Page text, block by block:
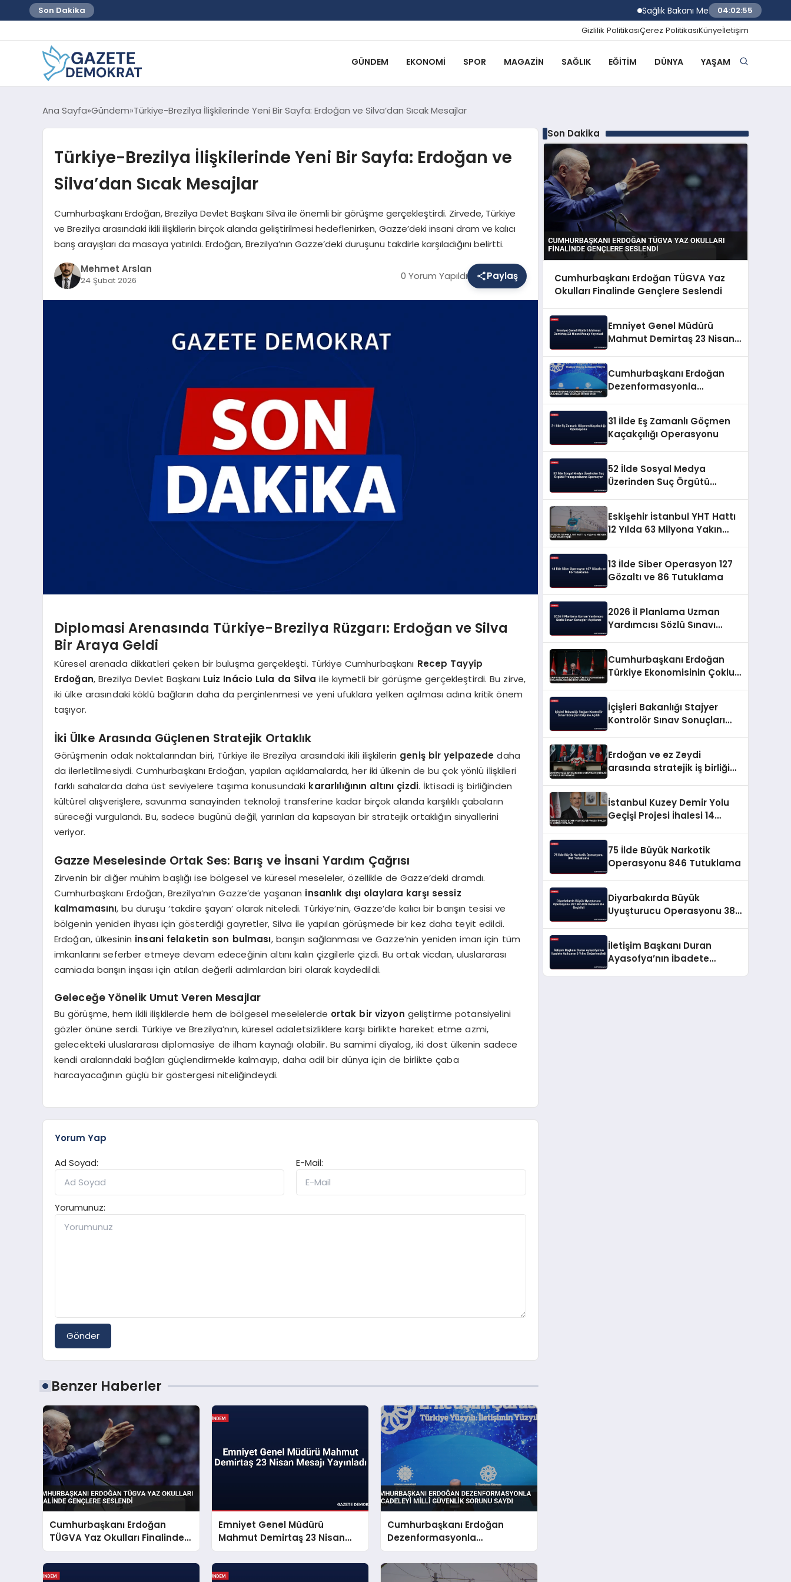
Son Dakika Sağlık Bakanı Memişoğlu Trabzon Şehir
04:02:56
Gizlilik PolitikasıÇerez PolitikasıKünyeİletişim
GÜNDEM EKONOMI SPOR MAGAZIN SAĞLIK EĞITIM DÜNYA YAŞAM
Ana Sayfa Gündem Türkiye-Brezilya İlişkilerinde Yeni Bir Sayfa: Erdoğan ve Silva’dan Sıcak Mesajlar
Türkiye-Brezilya İlişkilerinde Yeni Bir Sayfa: Erdoğan ve
Silva’dan Sıcak Mesajlar
Cumhurbaşkanı Erdoğan, Brezilya Devlet Başkanı Silva ile önemli bir görüşme gerçekleştirdi. Zirvede, Türkiye
ve Brezilya arasındaki ikili ilişkilerin birçok alanda geliştirilmesi hedeflenirken, Gazze’deki insani dram ve kalıcı
barış arayışları da masaya yatırıldı. Erdoğan, Brezilya’nın Gazze’deki duruşunu takdirle karşıladığını belirtti.
Mehmet Arslan
24 Şubat 2026 0 Yorum Yapıldı Paylaş
Diplomasi Arenasında Türkiye-Brezilya Rüzgarı: Erdoğan ve Silva
Bir Araya Geldi
Küresel arenada dikkatleri çeken bir buluşma gerçekleşti. Türkiye Cumhurbaşkanı Recep Tayyip
Erdoğan, Brezilya Devlet Başkanı Luiz Inácio Lula da Silva ile kıymetli bir görüşme gerçekleştirdi. Bu zirve,
iki ülke arasındaki köklü bağların daha da perçinlenmesi ve yeni ufuklara yelken açılması adına kritik önem
taşıyor.
İki Ülke Arasında Güçlenen Stratejik Ortaklık
Görüşmenin odak noktalarından biri, Türkiye ile Brezilya arasındaki ikili ilişkilerin geniş bir yelpazede daha
da ilerletilmesiydi. Cumhurbaşkanı Erdoğan, yapılan açıklamalarda, her iki ülkenin de bu çok yönlü ilişkileri
farklı sahalarda daha üst seviyelere taşıma konusundaki kararlılığının altını çizdi. İktisadi iş birliğinden
kültürel alışverişlere, savunma sanayinden teknoloji transferine kadar birçok alanda karşılıklı çabaların
süreceği vurgulandı. Bu, sadece bugünü değil, yarınları da kapsayan bir stratejik ortaklığın sinyallerini
veriyor.
Gazze Meselesinde Ortak Ses: Barış ve İnsani Yardım Çağrısı
Zirvenin bir diğer mühim başlığı ise bölgesel ve küresel meseleler, özellikle de Gazze’deki dramdı.
Cumhurbaşkanı Erdoğan, Brezilya’nın Gazze’de yaşanan insanlık dışı olaylara karşı sessiz
kalmamasını, bu duruşu ‘takdire şayan’ olarak niteledi. Türkiye’nin, Gazze’de kalıcı bir barışın tesisi ve
bölgenin yeniden ihyası için gösterdiği gayretler, Silva ile yapılan görüşmede bir kez daha teyit edildi.
Erdoğan, ülkesinin insani felaketin son bulması, barışın sağlanması ve Gazze’nin yeniden imarı için tüm
imkanlarını seferber etmeye devam edeceğinin altını kalın çizgilerle çizdi. Bu ortak vicdan, uluslararası
camiada barışın inşası için atılan değerli adımlardan biri olarak kaydedildi.
Geleceğe Yönelik Umut Veren Mesajlar
Bu görüşme, hem ikili ilişkilerde hem de bölgesel meselelerde ortak bir vizyon geliştirme potansiyelini
gözler önüne serdi. Türkiye ve Brezilya’nın, küresel adaletsizliklere karşı birlikte hareket etme azmi,
gelecekteki uluslararası diplomasiye de ilham kaynağı olabilir. Bu samimi diyalog, iki dost ülkenin sadece
kendi aralarındaki bağları güçlendirmekle kalmayıp, daha adil bir dünya için de birlikte çaba
harcayacağının güçlü bir göstergesi niteliğindeydi.
Yorum Yap
Ad Soyad:
E-Mail:
Yorumunuz:
Gönder
Benzer Haberler
Cumhurbaşkanı Erdoğan
TÜGVA Yaz Okulları Finalinde
Gençlere Seslendi
Emniyet Genel Müdürü
Mahmut Demirtaş 23 Nisan
Mesajı Yayınladı
Cumhurbaşkanı Erdoğan
Dezenformasyonla
Mücadeleyi Millî Güvenlik
Sorunu Saydı
Son Dakika
Cumhurbaşkanı Erdoğan TÜGVA Yaz
Okulları Finalinde Gençlere Seslendi
Emniyet Genel Müdürü
Mahmut Demirtaş 23 Nisan
Cumhurbaşkanı Erdoğan
Dezenformasyonla
31 İlde Eş Zamanlı Göçmen
Kaçakçılığı Operasyonu
52 İlde Sosyal Medya
Üzerinden Suç Örgütü
Eskişehir İstanbul YHT Hattı
12 Yılda 63 Milyona Yakın
13 İlde Siber Operasyon 127
Gözaltı ve 86 Tutuklama
2026 İl Planlama Uzman
Yardımcısı Sözlü Sınavı
Cumhurbaşkanı Erdoğan
Türkiye Ekonomisinin Çoklu
İçişleri Bakanlığı Stajyer
Kontrolör Sınav Sonuçları
Erdoğan ve ez Zeydi
arasında stratejik iş birliği
İstanbul Kuzey Demir Yolu
Geçişi Projesi İhalesi 14
75 İlde Büyük Narkotik
Operasyonu 846 Tutuklama
Diyarbakırda Büyük
Uyuşturucu Operasyonu 387
İletişim Başkanı Duran
Ayasofya’nın İbadete